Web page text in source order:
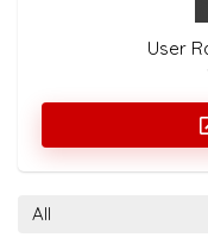
User
All